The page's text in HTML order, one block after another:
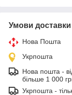
Умови доставки
Нова Пошта
Укрпошта
Нова пошта -
більше 1 000
Укрпошта -